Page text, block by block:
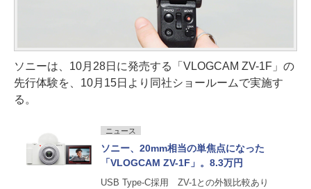
ソニーは、10月28日に発売する「VLOGCAM ZV-1F」の
先行体験を、10月15日より同社ショールームで実施す
る。
ニュース
ソニー、20mm相当の単焦点になった
「VLOGCAM ZV-1F」。8.3万円
USB Type-C採用 ZV-1との外観比較あり